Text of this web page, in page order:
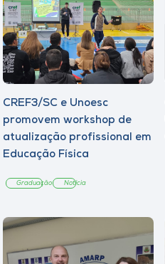
CREF3/SC e Unoesc
promovem workshop de
atualização profissional em
Educação Física
Graduação Notícia